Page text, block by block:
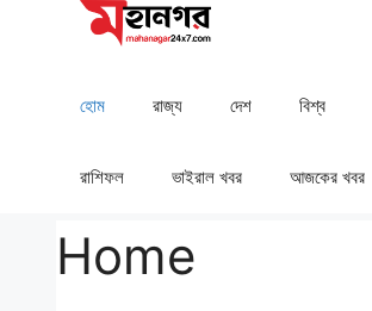
হোম রাজ্য দেশ ⁠বিশ্ব
রাশিফল ⁠⁠ভাইরাল খবর আজকের খবর
Home